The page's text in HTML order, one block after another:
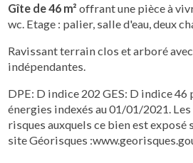
Gîte de 46 m²offrant une pièce à
wc. Etage : palier, salle d'eau, deux
Ravissant terrain clos et arboré
indépendantes.
DPE: D indice 202 GES: D indice 46
énergies indexés au 01/01/2021.
risques auxquels ce bien est
site Géorisques